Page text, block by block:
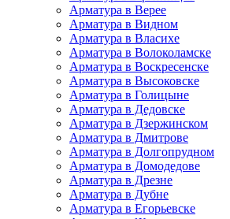
Арматура в Верее
Арматура в Видном
Арматура в Власихе
Арматура в Волоколамске
Арматура в Воскресенске
Арматура в Высоковске
Арматура в Голицыне
Арматура в Дедовске
Арматура в Дзержинском
Арматура в Дмитрове
Арматура в Долгопрудном
Арматура в Домодедове
Арматура в Дрезне
Арматура в Дубне
Арматура в Егорьевске